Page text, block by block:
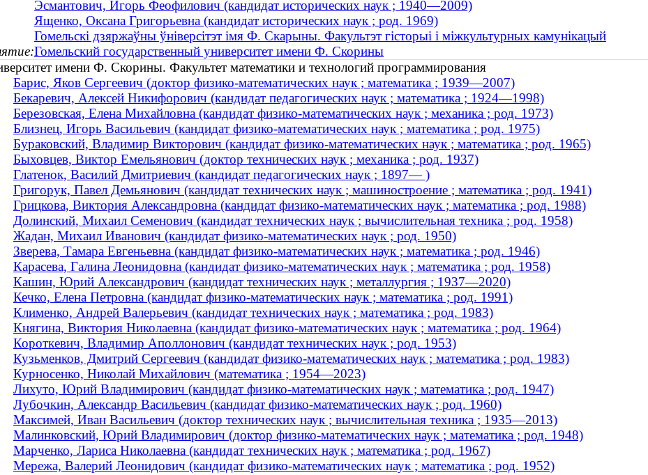
Эсмантович, Игорь Феофилович (кандидат исторических наук ; 1940—2009)
Ященко, Оксана Григорьевна (кандидат исторических наук ; род. 1969)
Гомельскі дзяржаўны ўніверсітэт імя Ф. Скарыны. Факультэт гісторыі і міжкультурных камунікацый
Гомельский государственный университет имени Ф. Скорины
имени Ф. Скорины. Факультет математики и технологий программирования
Барис, Яков Сергеевич (доктор физико-математических наук ; математика ; 1939—2007)
Бекаревич, Алексей Никифорович (кандидат педагогических наук ; математика ; 1924—1998)
Березовская, Елена Михайловна (кандидат физико-математических наук ; механика ; род. 1973)
Близнец, Игорь Васильевич (кандидат физико-математических наук ; математика ; род. 1975)
Бураковский, Владимир Викторович (кандидат физико-математических наук ; математика ; род. 1965)
Быховцев, Виктор Емельянович (доктор технических наук ; механика ; род. 1937)
Глатенок, Василий Дмитриевич (кандидат педагогических наук ; 1897— )
Григорук, Павел Демьянович (кандидат технических наук ; машиностроение ; математика ; род. 1941)
Грицкова, Виктория Александровна (кандидат физико-математических наук ; математика ; род. 1988)
Долинский, Михаил Семенович (кандидат технических наук ; вычислительная техника ; род. 1958)
Жадан, Михаил Иванович (кандидат физико-математических наук ; род. 1950)
Зверева, Тамара Евгеньевна (кандидат физико-математических наук ; математика ; род. 1946)
Карасева, Галина Леонидовна (кандидат физико-математических наук ; математика ; род. 1958)
Кашин, Юрий Александрович (кандидат технических наук ; металлургия ; 1937—2020)
Кечко, Елена Петровна (кандидат физико-математических наук ; математика ; род. 1991)
Клименко, Андрей Валерьевич (кандидат технических наук ; математика ; род. 1983)
Княгина, Виктория Николаевна (кандидат физико-математических наук ; математика ; род. 1964)
Короткевич, Владимир Аполлонович (кандидат технических наук ; род. 1953)
Кузьменков, Дмитрий Сергеевич (кандидат физико-математических наук ; математика ; род. 1983)
Курносенко, Николай Михайлович (математика ; 1954—2023)
Лихуто, Юрий Владимирович (кандидат физико-математических наук ; математика ; род. 1947)
Лубочкин, Александр Васильевич (кандидат физико-математических наук ; род. 1960)
Максимей, Иван Васильевич (доктор технических наук ; вычислительная техника ; 1935—2013)
Малинковский, Юрий Владимирович (доктор физико-математических наук ; математика ; род. 1948)
Марченко, Лариса Николаевна (кандидат технических наук ; математика ; род. 1967)
Мережа, Валерий Леонидович (кандидат физико-математических наук ; математика ; род. 1952)